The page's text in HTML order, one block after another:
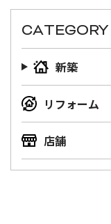
CATEGORY
新築
リフォーム
店舗